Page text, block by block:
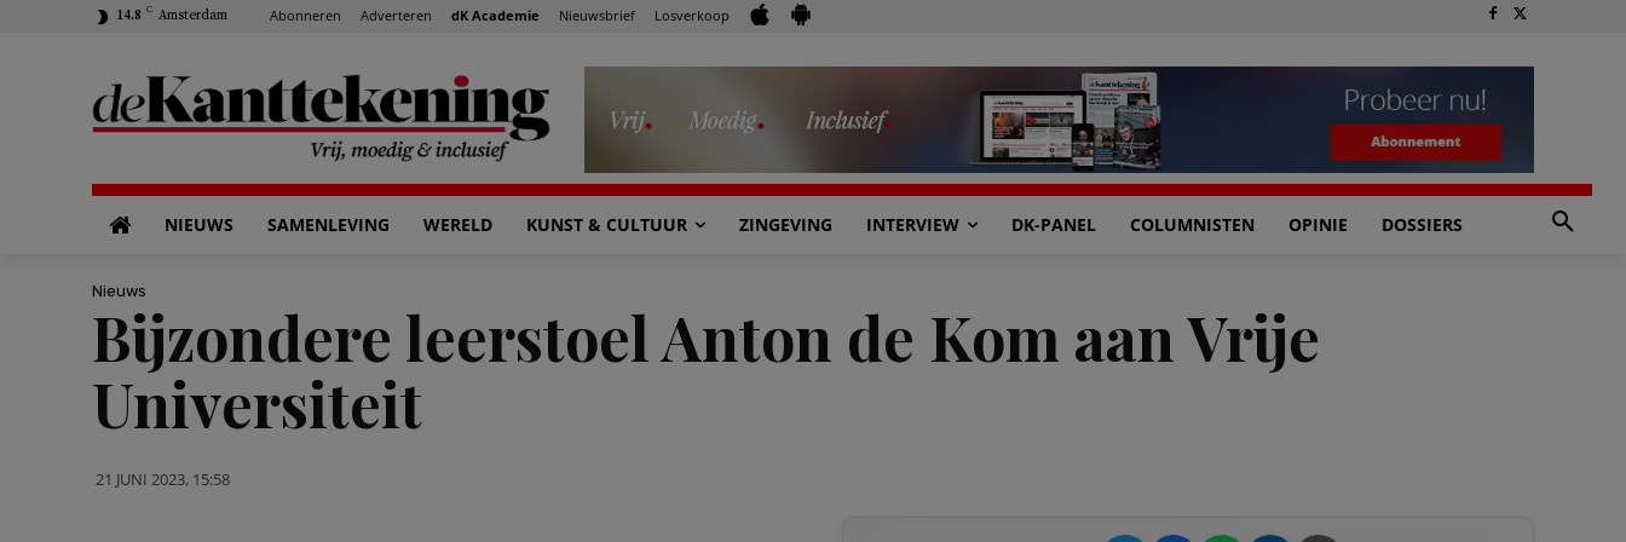
14.8 C Amsterdam Abonneren Adverteren dK Academie Nieuwsbrief Losverkoop
NIEUWS SAMENLEVING WERELD KUNST & CULTUUR ZINGEVING INTERVIEW DK-PANEL COLUMNISTEN OPINIE DOSSIERS
Nieuws
Bijzondere leerstoel Anton de Kom aan Vrije
Universiteit
21 JUNI 2023, 15:58